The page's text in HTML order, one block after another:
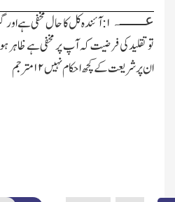
عــــــہ ۱:آئندہ کل کا حال مخفی ہے
تو تقلید کی فرضیت کہ آپ پر مخفی ہے ظاہر ہوجاتی
ان پرشریعت کے کچھ احکام نہیں ۱۲ مترجم